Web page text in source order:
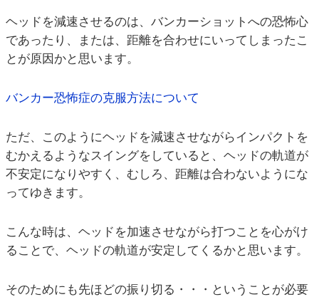
ヘッドを減速させるのは、バンカーショットへの恐怖心
であったり、または、距離を合わせにいってしまったこ
とが原因かと思います。
バンカー恐怖症の克服方法について
ただ、このようにヘッドを減速させながらインパクトを
むかえるようなスイングをしていると、ヘッドの軌道が
不安定になりやすく、むしろ、距離は合わないようにな
ってゆきます。
こんな時は、ヘッドを加速させながら打つことを心がけ
ることで、ヘッドの軌道が安定してくるかと思います。
そのためにも先ほどの振り切る・・・ということが必要